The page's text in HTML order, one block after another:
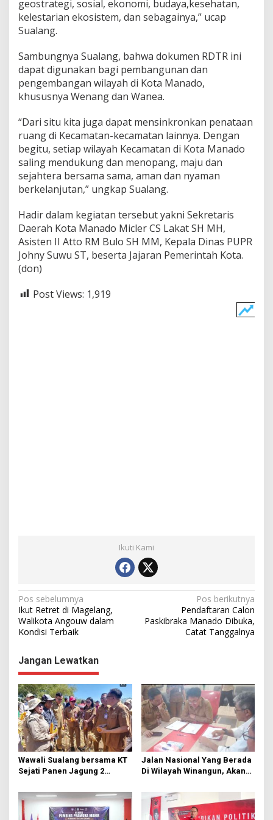
geostrategi, sosial, ekonomi, budaya,kesehatan,
kelestarian ekosistem, dan sebagainya,” ucap
Sualang.
Sambungnya Sualang, bahwa dokumen RDTR ini
dapat digunakan bagi pembangunan dan
pengembangan wilayah di Kota Manado,
khususnya Wenang dan Wanea.
“Dari situ kita juga dapat mensinkronkan penataan
ruang di Kecamatan-kecamatan lainnya. Dengan
begitu, setiap wilayah Kecamatan di Kota Manado
saling mendukung dan menopang, maju dan
sejahtera bersama sama, aman dan nyaman
berkelanjutan,” ungkap Sualang.
Hadir dalam kegiatan tersebut yakni Sekretaris
Daerah Kota Manado Micler CS Lakat SH MH,
Asisten II Atto RM Bulo SH MM, Kepala Dinas PUPR
Johny Suwu ST, beserta Jajaran Pemerintah Kota.
(don)
Post Views: 1,919
Ikuti Kami
N
a
v
i
g
a
s
i
p
o
s
Pos sebelumnya
Ikut Retret di Magelang,
Walikota Angouw dalam
Kondisi Terbaik
Pos berikutnya
Pendaftaran Calon
Paskibraka Manado Dibuka,
Catat Tanggalnya
Jangan Lewatkan
Wawali Sualang bersama KT
Sejati Panen Jagung 2
Jalan Nasional Yang Berada
Di Wilayah Winangun, Akan